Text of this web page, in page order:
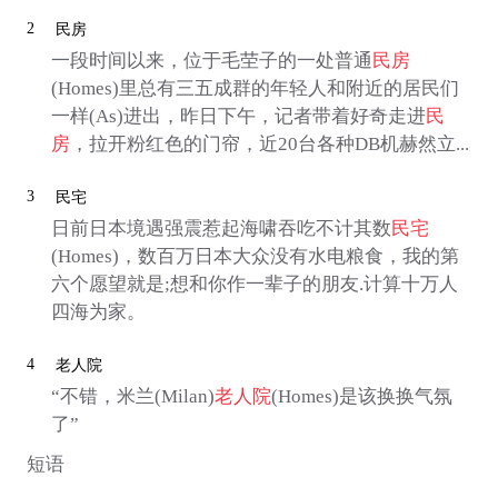
2 民房
一段时间以来，位于毛茔子的一处普通 民房
(Homes)里总有三五成群的年轻人和附近的居民们
一样(As)进出，昨日下午，记者带着好奇走进民
房，拉开粉红色的门帘，近20台各种DB机赫然立...
3 民宅
日前日本境遇强震惹起海啸吞吃不计其数民宅
(Homes)，数百万日本大众没有水电粮食，我的第
六个愿望就是;想和你作一辈子的朋友.计算十万人
四海为家。
4 老人院
“不错，米兰(Milan)老人院(Homes)是该换换气氛
了”
短语